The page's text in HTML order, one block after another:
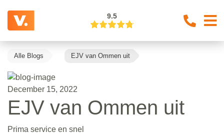
9.5
Alle Blogs EJV van Ommen uit
December 15, 2022
EJV van Ommen uit
Prima service en snel